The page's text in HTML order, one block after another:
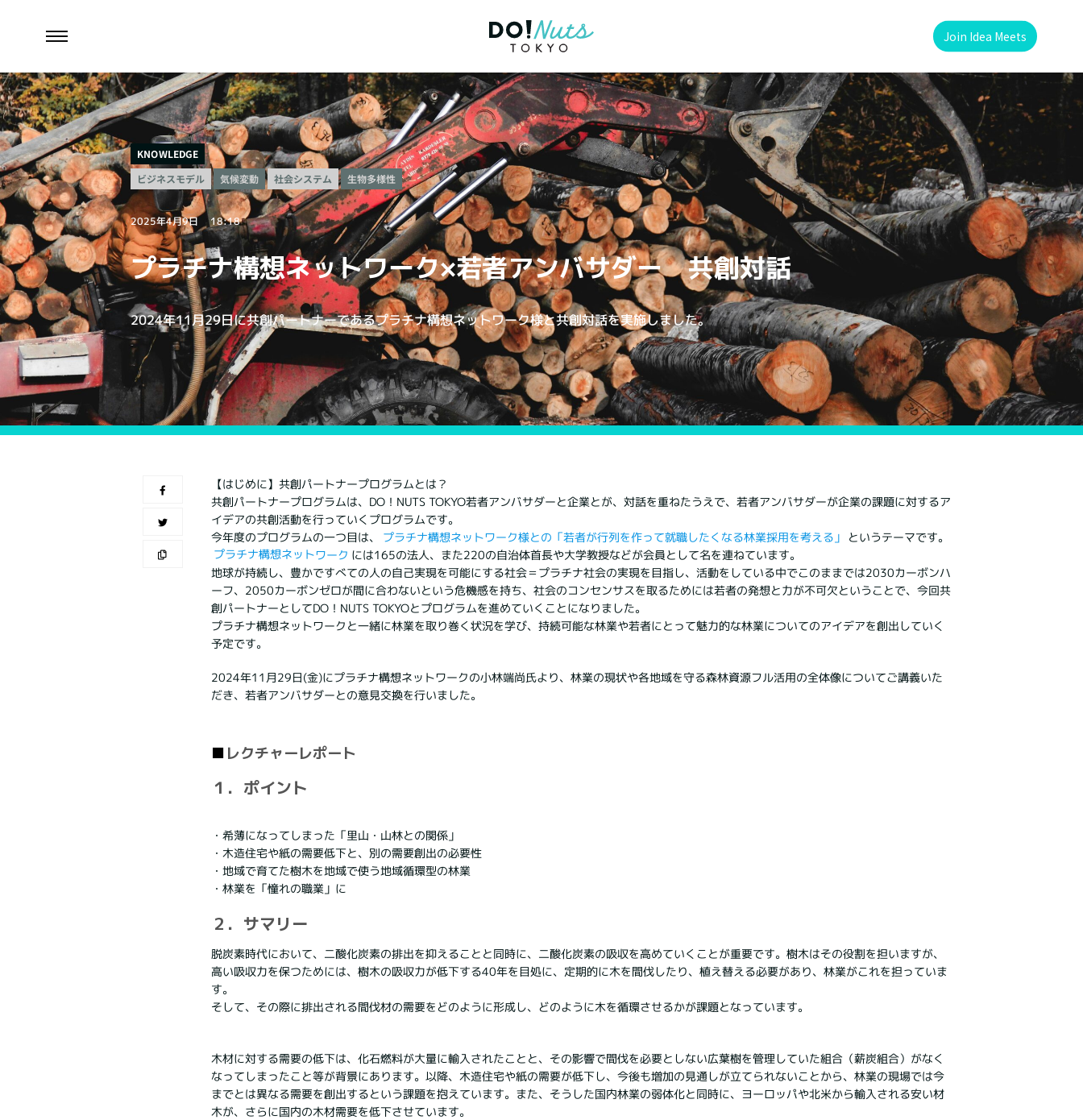
Join Idea Meets
KNOWLEDGE
ビジネスモデル 気候変動 社会システム 生物多様性
2025年4月9日 18:18
プラチナ構想ネットワーク×若者アンバサダー 共創対話
2024年11月29日に共創パートナーであるプラチナ構想ネットワーク様と共創対話を実施しました。
【はじめに】共創パートナープログラムとは？
共創パートナープログラムは、DO！NUTS TOKYO若者アンバサダーと企業とが、対話を重ねたうえで、若者アンバサダーが企業の課題に対するア
イデアの共創活動を行っていくプログラムです。
今年度のプログラムの一つ目は、 プラチナ構想ネットワーク様との「若者が行列を作って就職したくなる林業採用を考える」 というテーマです。
プラチナ構想ネットワーク には165の法人、また220の自治体首長や大学教授などが会員として名を連ねています。
地球が持続し、豊かですべての人の自己実現を可能にする社会＝プラチナ社会の実現を目指し、活動をしている中でこのままでは2030カーボンハ
ーフ、2050カーボンゼロが間に合わないという危機感を持ち、社会のコンセンサスを取るためには若者の発想と力が不可欠ということで、今回共
創パートナーとしてDO！NUTS TOKYOとプログラムを進めていくことになりました。
プラチナ構想ネットワークと一緒に林業を取り巻く状況を学び、持続可能な林業や若者にとって魅力的な林業についてのアイデアを創出していく
予定です。
2024年11月29日(金)にプラチナ構想ネットワークの小林端尚氏より、林業の現状や各地域を守る森林資源フル活用の全体像についてご講義いた
だき、若者アンバサダーとの意見交換を行いました。
■ レクチャーレポート
１．ポイント
・希薄になってしまった「里山・山林との関係」
・木造住宅や紙の需要低下と、別の需要創出の必要性
・地域で育てた樹木を地域で使う地域循環型の林業
・林業を「憧れの職業」に
２．サマリー
脱炭素時代において、二酸化炭素の排出を抑えることと同時に、二酸化炭素の吸収を高めていくことが重要です。樹木はその役割を担いますが、
高い吸収力を保つためには、樹木の吸収力が低下する40年を目処に、定期的に木を間伐したり、植え替える必要があり、林業がこれを担っていま
す。
そして、その際に排出される間伐材の需要をどのように形成し、どのように木を循環させるかが課題となっています。
木材に対する需要の低下は、化石燃料が大量に輸入されたことと、その影響で間伐を必要としない広葉樹を管理していた組合（薪炭組合）がなく
なってしまったこと等が背景にあります。以降、木造住宅や紙の需要が低下し、今後も増加の見通しが立てられないことから、林業の現場では今
までとは異なる需要を創出するという課題を抱えています。また、そうした国内林業の弱体化と同時に、ヨーロッパや北米から輸入される安い材
木が、さらに国内の木材需要を低下させています。